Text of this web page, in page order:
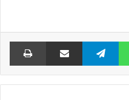
واتساب تيلقرام مشاركة عبر البريد